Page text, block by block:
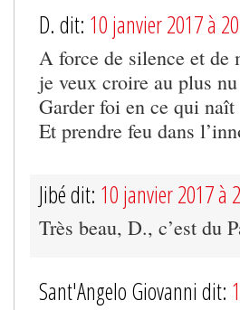
D. dit: 10 janvier 2017 à
A force de silence et de
je veux croire au plus nu
Garder foi en ce qui naît
Et prendre feu dans
Jibé dit: 10 janvier 2017 à
Très beau, D., c’est du
Sant'Angelo Giovanni dit: